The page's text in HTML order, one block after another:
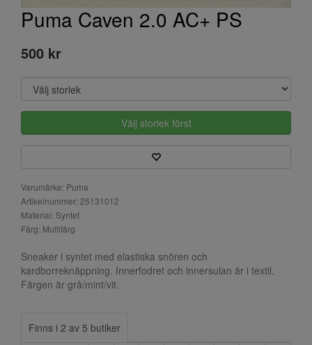
Puma Caven 2.0 AC+ PS
500 kr
Välj storlek först
Varumärke: Puma
Artikelnummer: 25131012
Material: Syntet
Färg: Multifärg
Sneaker i syntet med elastiska snören och
kardborreknäppning. Innerfodret och innersulan är i textil.
Färgen är grå/mint/vit.
Finns i 2 av 5 butiker